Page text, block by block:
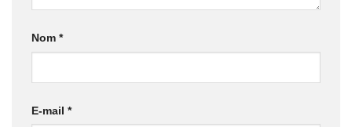
Nom *
E-mail *